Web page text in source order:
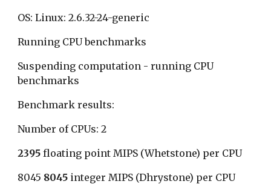
OS: Linux: 2.6.32-24-generic
Running CPU benchmarks
Suspending computation - running CPU
benchmarks
Benchmark results:
Number of CPUs: 2
2395 floating point MIPS (Whetstone) per CPU
8045 8045 integer MIPS (Dhrystone) per CPU